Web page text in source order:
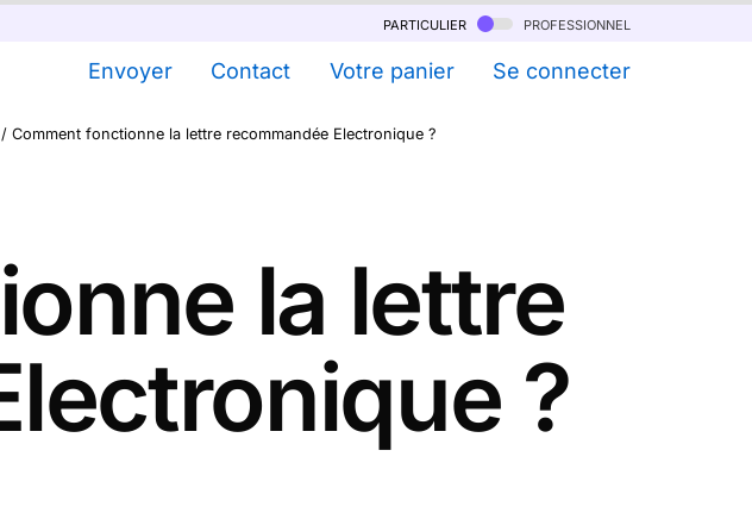
particulier professionnel
Envoyer Contact Votre panier Se connecter
/ Comment fonctionne la lettre recommandée Electronique ?
la lettre
?